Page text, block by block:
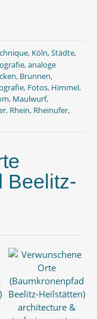
, Köln,Städte,
,analoge
, Brunnen,
, Fotos, Himmel,
, Maulwurf,
, Rhein, Rheinufer,
Beelitz-